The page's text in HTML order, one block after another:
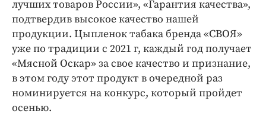
лучших товаров России», «Гарантия качества»,
подтвердив высокое качество нашей
продукции. Цыпленок табака бренда «СВОЯ»
уже по традиции с 2021 г, каждый год получает
«Мясной Оскар» за свое качество и признание,
в этом году этот продукт в очередной раз
номинируется на конкурс, который пройдет
осенью.